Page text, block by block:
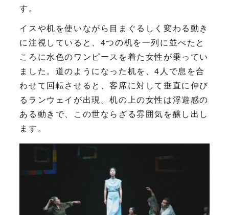
す。
イスや机を使いながら目まぐるしく変わる動き
に注視していると、4つの机を一列に並べたと
ころに水色のワンピースを着た女性が乗ってい
ました。道のようになった机を、4人で息を合
わせて回転させると、客席に対して垂直に伸び
るランウェイが出現。机の上の女性は浮遊感の
ある動きで、この世ならざる雰囲気を醸し出し
ます。